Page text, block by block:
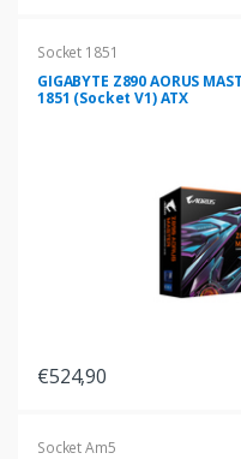
Socket 1851
GIGABYTE Z890 AORUS
1851 (Socket V1) ATX
€524,90
Socket Am5